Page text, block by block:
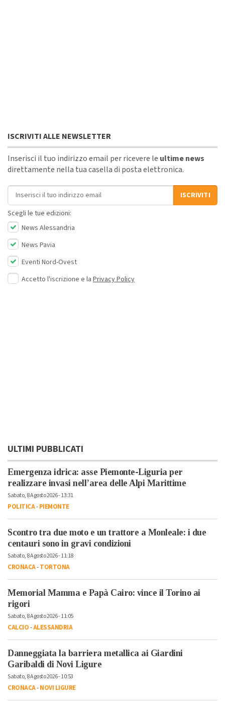
ISCRIVITI ALLE NEWSLETTER
Inserisci il tuo indirizzo email per ricevere le ultime news
direttamente nella tua casella di posta elettronica.
Indirizzo email
ISCRIVITI
Scegli le tue edizioni:
News Alessandria
News Pavia
Eventi Nord-Ovest
Accetto l'iscrizione e la Privacy Policy
ULTIMI PUBBLICATI
Emergenza idrica: asse Piemonte-Liguria per
realizzare invasi nell’area delle Alpi Marittime
Sabato, 8 Agosto 2026 - 13:31
POLITICA-PIEMONTE
Scontro tra due moto e un trattore a Monleale: i due
centauri sono in gravi condizioni
Sabato, 8 Agosto 2026 - 11:18
CRONACA-TORTONA
Memorial Mamma e Papà Cairo: vince il Torino ai
rigori
Sabato, 8 Agosto 2026 - 11:05
CALCIO-ALESSANDRIA
Danneggiata la barriera metallica ai Giardini
Garibaldi di Novi Ligure
Sabato, 8 Agosto 2026 - 10:53
CRONACA-NOVI LIGURE